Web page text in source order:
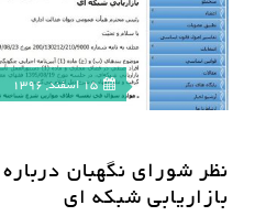
15 اسفند, 1396
نظر شورای نگهبان
بازاریابی شبکه ای